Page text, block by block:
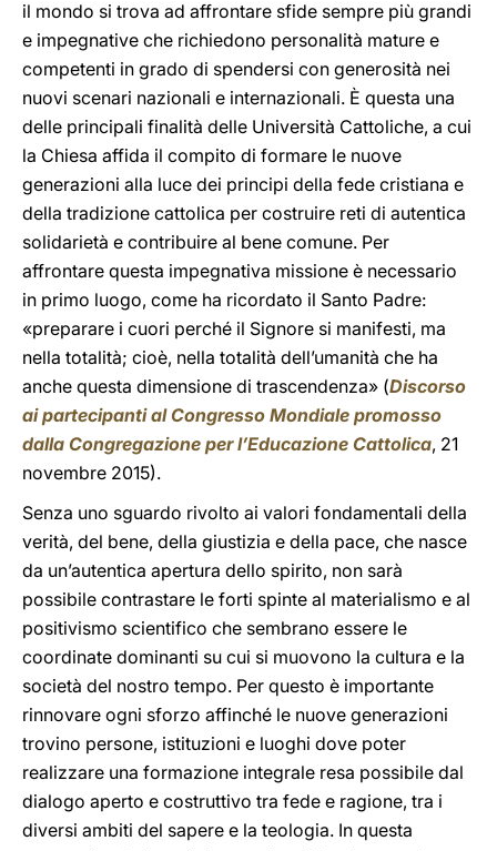
il mondo si trova ad affrontare sfide sempre più grandi
e impegnative che richiedono personalità mature e
competenti in grado di spendersi con generosità nei
nuovi scenari nazionali e internazionali. È questa una
delle principali finalità delle Università Cattoliche, a cui
la Chiesa affida il compito di formare le nuove
generazioni alla luce dei principi della fede cristiana e
della tradizione cattolica per costruire reti di autentica
solidarietà e contribuire al bene comune. Per
affrontare questa impegnativa missione è necessario
in primo luogo, come ha ricordato il Santo Padre:
«preparare i cuori perché il Signore si manifesti, ma
nella totalità; cioè, nella totalità dell’umanità che ha
anche questa dimensione di trascendenza» (Discorso
ai partecipanti al Congresso Mondiale promosso
dalla Congregazione per l’Educazione Cattolica, 21
novembre 2015).
Senza uno sguardo rivolto ai valori fondamentali della
verità, del bene, della giustizia e della pace, che nasce
da un’autentica apertura dello spirito, non sarà
possibile contrastare le forti spinte al materialismo e al
positivismo scientifico che sembrano essere le
coordinate dominanti su cui si muovono la cultura e la
società del nostro tempo. Per questo è importante
rinnovare ogni sforzo affinché le nuove generazioni
trovino persone, istituzioni e luoghi dove poter
realizzare una formazione integrale resa possibile dal
dialogo aperto e costruttivo tra fede e ragione, tra i
diversi ambiti del sapere e la teologia. In questa